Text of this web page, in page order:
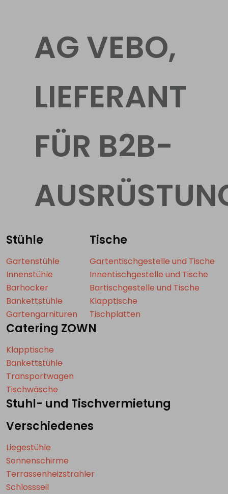
AG VEBO,
LIEFERANT
FÜR B2B-
Stühle
Gartenstühle
Innenstühle
Barhocker
Bankettstühle
Gartengarnituren
Tische
Gartentischgestelle und Tische
Innentischgestelle und Tische
Bartischgestelle und Tische
Klapptische
Tischplatten
Catering ZOWN
Klapptische
Bankettstühle
Transportwagen
Tischwäsche
Stuhl- und Tischvermietung
Verschiedenes
Liegestühle
Sonnenschirme
Terrassenheizstrahler
Schlossseil